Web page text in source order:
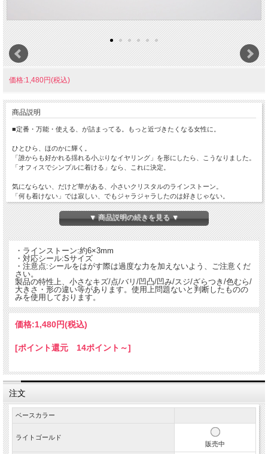
価格:1,480円(税込)
商品説明
■定番・万能・使える、が詰まってる。もっと近づきたくなる女性に。
ひとひら、ほのかに輝く。
「誰からも好かれる揺れる小ぶりなイヤリング」を形にしたら、こうなりました。
「オフィスでシンプルに着ける」なら、これに決定。
気にならない、だけど華がある、小さいクリスタルのラインストーン。
「何も着けない」では寂しい、でもジャラジャラしたのは好きじゃない。
そんな人にはこれがぴったり。
朝、何をつけるか迷ったらこれを着ければ間違いなし。
普段使いに、どんな髪型でも、どんなシーンでもおまかせな万能アイテム。
グセラーの貼るピアスです。
■頼れる、メタルカラーの貼るピアスコレクション。
飾り気を最小限におさえた、その佇まいは、その人本来の魅力を引き出してくれま
す。 媚びた感じがないのに、繊細な女性らしさをさりげなく演出してくれる、優
れもの。 同じメタルでも、形が違うと雰囲気も変わるから、どれにしようか迷う
のも楽しい。 何点か持っていても飽きずに楽しめるのが魅力なのです。
▼ 商品説明の続きを見る ▼
・ラインストーン:約6×3mm
・対応シール:Sサイズ
・注意点:シールをはがす際は過度な力を加えないよう、ご注意くだ
さい。
製品の特性上、小さなキズ/点/バリ/凹凸/凹み/スジ/ざらつき/色むら/
大きさ・形の違い等があります。使用上問題ないと判断したものの
みを使用しております。
価格:1,480円(税込)
[ポイント還元 14ポイント～]
注文
ベースカラー
ライトゴールド
販売中